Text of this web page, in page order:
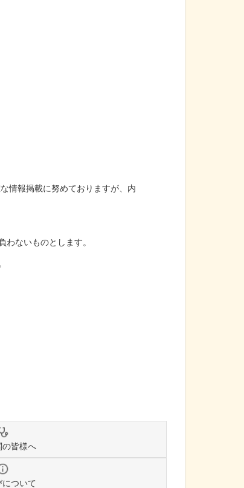
情報掲載に努めておりますが、内
わないものとします。
の皆様へ
ついて